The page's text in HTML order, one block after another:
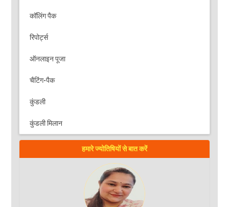
कॉलिंग पैक
रिपोर्ट्स
ऑनलाइन पूजा
चैटिंग-पैक
कुंडली
कुंडली मिलान
हमारे ज्योतिषियों से बात करें